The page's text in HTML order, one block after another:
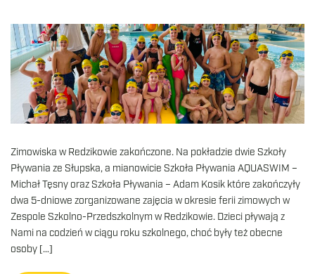
Zimowiska w Redzikowie zakończone. Na pokładzie dwie Szkoły
Pływania ze Słupska, a mianowicie Szkoła Pływania AQUASWIM –
Michał Tęsny oraz Szkoła Pływania – Adam Kosik które zakończyły
dwa 5-dniowe zorganizowane zajęcia w okresie ferii zimowych w
Zespole Szkolno-Przedszkolnym w Redzikowie. Dzieci pływają z
Nami na codzień w ciągu roku szkolnego, choć były też obecne
osoby […]